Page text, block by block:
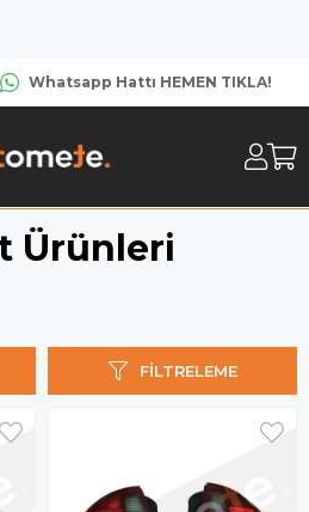
Whatsapp Hattı HEMEN TIKLA!
Ürünleri
FILTRELEME